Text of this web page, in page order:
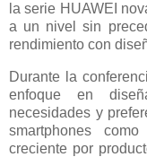
la serie HUAWEI
a un nivel sin
rendimiento con
Durante la
enfoque en
necesidades y
smartphones
creciente por